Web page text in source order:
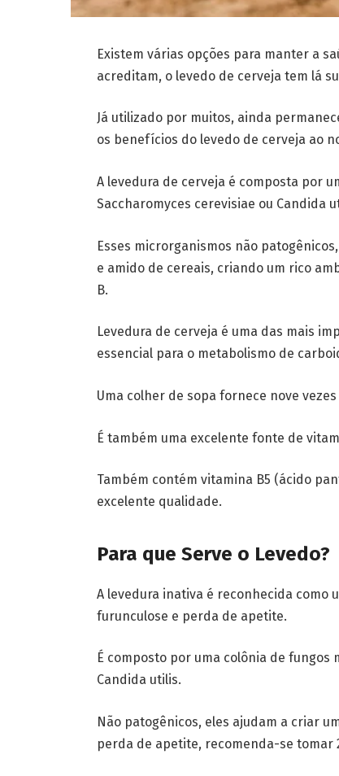
Existem várias opções para manter a
acreditam, o levedo de cerveja tem lá
Já utilizado por muitos, ainda
os benefícios do levedo de cerveja ao
A levedura de cerveja é composta por
Saccharomyces cerevisiae ou Candida
Esses microrganismos não
e amido de cereais, criando um rico
B.
Levedura de cerveja é uma das mais
essencial para o metabolismo de
Uma colher de sopa fornece nove
É também uma excelente fonte de
Também contém vitamina B5 (ácido
excelente qualidade.
Para que Serve o Levedo?
A levedura inativa é reconhecida como
furunculose e perda de apetite.
É composto por uma colônia de fungos
Candida utilis.
Não patogênicos, eles ajudam a criar
perda de apetite, recomenda-se tomar